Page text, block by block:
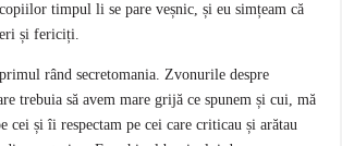
timpul li se pare veșnic, și eu simțeam că
și fericiți.
rând secretomania. Zvonurile despre
trebuia să avem mare grijă ce spunem și cui, mă
cei și îi respectam pe cei care criticau și arătau